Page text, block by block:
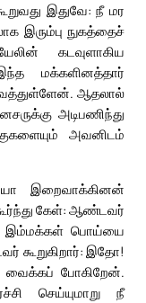
இதுவே: நீ மர
இரும்பு நுகத்தைச்
கடவுளாகிய
மக்களினத்தார்
ஆதலால்
அடிபணிந்து
அவனிடம்
இறைவாக்கினன்
கேள்: ஆண்டவர்
இம்மக்கள் பொய்யை
கூறுகிறார்: இதோ!
வைக்கப் போகிறேன்.
செய்யுமாறு நீ